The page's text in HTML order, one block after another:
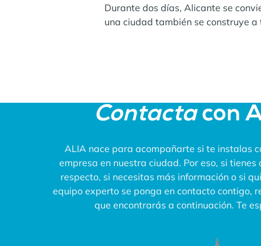
Durante dos días, Alicante se
una ciudad también se construye
Contacta con
ALIA nace para acompañarte si te instalas
empresa en nuestra ciudad. Por eso, si
respecto, si necesitas más información o si
equipo experto se ponga en contacto contigo,
que encontrarás a continuación. Te